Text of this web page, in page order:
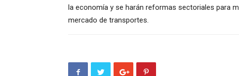
la economía y se harán reformas sectoriales para
mercado de transportes.